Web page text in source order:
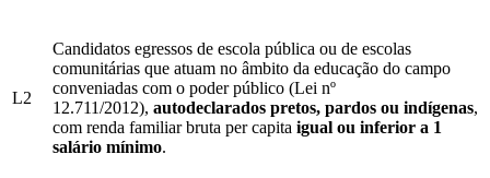
L2
Candidatos egressos de escola pública ou de escolas
comunitárias que atuam no âmbito da educação do campo
conveniadas com o poder público (Lei nº
12.711/2012), autodeclarados pretos, pardos ou indígenas,
com renda familiar bruta per capita igual ou inferior a 1
salário mínimo.